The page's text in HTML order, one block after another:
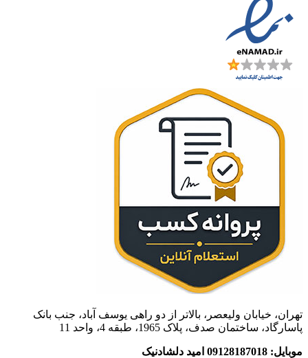
تهران، خیابان ولیعصر، بالاتر از دو راهی یوسف آباد، جنب بانک
پاسارگاد، ساختمان صدف، پلاک 1965، طبقه 4، واحد 11
موبایل: 09128187018 امید دلشادنیک